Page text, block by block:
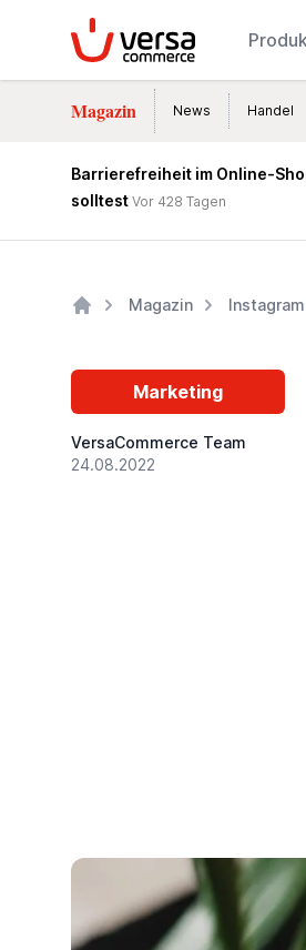
VersaCommerce
Magazin News Handel
Barrierefreiheit im Online-
solltest Vor 428 Tagen
Magazin
Marketing
VersaCommerce Team
24.08.2022